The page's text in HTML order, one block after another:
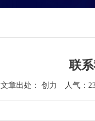
联
文章出处： 创力 人气：